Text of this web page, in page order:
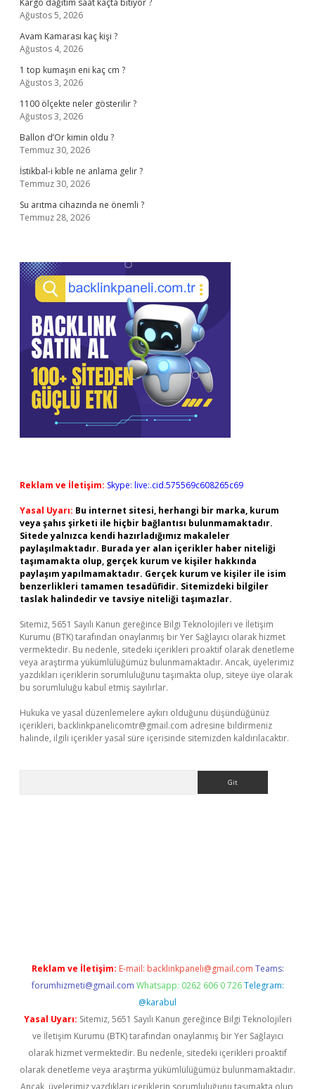
Kargo dağıtım saat kaçta bitiyor ?
Ağustos 5, 2026
Avam Kamarası kaç kişi ?
Ağustos 4, 2026
1 top kumaşın eni kaç cm ?
Ağustos 3, 2026
1100 ölçekte neler gösterilir ?
Ağustos 3, 2026
Ballon d’Or kimin oldu ?
Temmuz 30, 2026
İstikbal-i kıble ne anlama gelir ?
Temmuz 30, 2026
Su arıtma cihazında ne önemli ?
Temmuz 28, 2026
Reklam ve İletişim: Skype: live:.cid.575569c608265c69
Yasal Uyarı: Bu internet sitesi, herhangi bir marka, kurum
veya şahıs şirketi ile hiçbir bağlantısı bulunmamaktadır.
Sitede yalnızca kendi hazırladığımız makaleler
paylaşılmaktadır. Burada yer alan içerikler haber niteliği
taşımamakta olup, gerçek kurum ve kişiler hakkında
paylaşım yapılmamaktadır. Gerçek kurum ve kişiler ile isim
benzerlikleri tamamen tesadüfidir. Sitemizdeki bilgiler
taslak halindedir ve tavsiye niteliği taşımazlar.
Sitemiz, 5651 Sayılı Kanun gereğince Bilgi Teknolojileri ve İletişim
Kurumu (BTK) tarafından onaylanmış bir Yer Sağlayıcı olarak hizmet
vermektedir. Bu nedenle, sitedeki içerikleri proaktif olarak denetleme
veya araştırma yükümlülüğümüz bulunmamaktadır. Ancak, üyelerimiz
yazdıkları içeriklerin sorumluluğunu taşımakta olup, siteye üye olarak
bu sorumluluğu kabul etmiş sayılırlar.
Hukuka ve yasal düzenlemelere aykırı olduğunu düşündüğünüz
içerikleri, backlinkpanelicomtr@gmail.com adresine bildirmeniz
halinde, ilgili içerikler yasal süre içerisinde sitemizden kaldırılacaktır.
Reklam ve İletişim: E-mail: backlinkpaneli@gmail.com Teams:
forumhizmeti@gmail.com Whatsapp: 0262 606 0 726 Telegram:
@karabul
Yasal Uyarı: Sitemiz, 5651 Sayılı Kanun gereğince Bilgi Teknolojileri
ve İletişim Kurumu (BTK) tarafından onaylanmış bir Yer Sağlayıcı
olarak hizmet vermektedir. Bu nedenle, sitedeki içerikleri proaktif
olarak denetleme veya araştırma yükümlülüğümüz bulunmamaktadır.
Ancak, üyelerimiz yazdıkları içeriklerin sorumluluğunu taşımakta olup,